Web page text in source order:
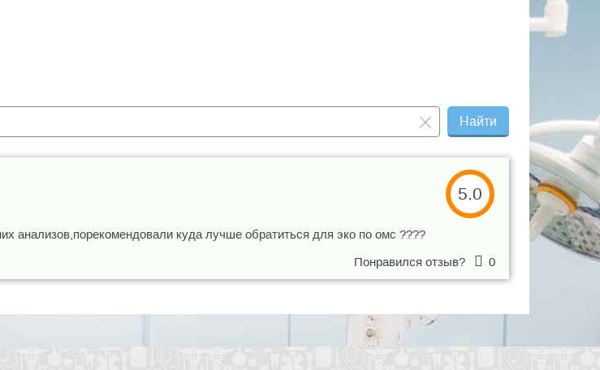
Найти
5.0
анализов,порекомендовали куда лучше обратиться для эко по омс ????
Понравился отзыв? 0